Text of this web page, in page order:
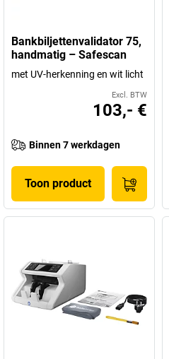
Bankbiljettenvalidator 75,
handmatig – Safescan
met UV-herkenning en wit licht
Excl. BTW
103,- €
Binnen 7 werkdagen
Toon product